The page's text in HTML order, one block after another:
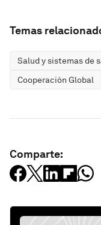
Temas
Salud y sistemas de
Cooperación Global
Comparte: